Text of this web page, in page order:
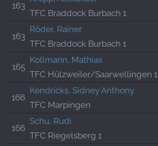
163
TFC Braddock Burbach 1
163
Röder, Rainer
TFC Braddock Burbach 1
165
Kollmann, Mathias
TFC Hülzweiler/Saarwellingen 1
166
Kendricks, Sidney Anthony
TFC Marpingen
166
Schu, Rudi
TFC Riegelsberg 1